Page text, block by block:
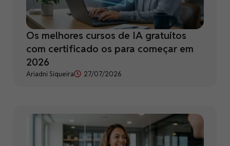
Os melhores cursos de IA gratuitos
com certificado os para começar em
2026
Ariadni Siqueira 27/07/2026